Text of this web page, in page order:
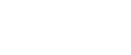
tekoälyä ja